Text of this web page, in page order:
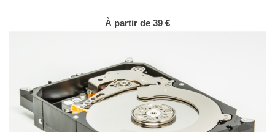
À partir de 39 €